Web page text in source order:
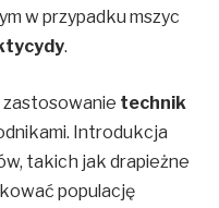
w przypadku mszyc
.
zastosowanie technik
Introdukcja
takich jak drapieżne
populację